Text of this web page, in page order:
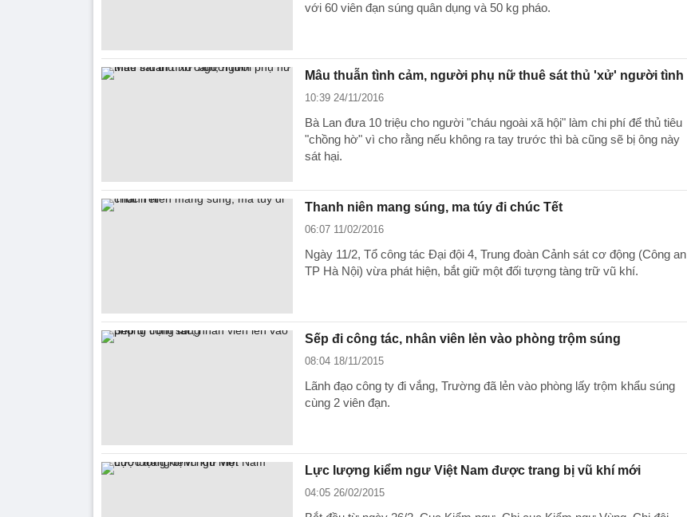
với 60 viên đạn súng quân dụng và 50 kg pháo.
Mâu thuẫn tình cảm, người phụ nữ thuê sát thủ 'xử' người tình
10:39 24/11/2016
Bà Lan đưa 10 triệu cho người "cháu ngoài xã hội" làm chi phí để thủ tiêu
"chồng hờ" vì cho rằng nếu không ra tay trước thì bà cũng sẽ bị ông này
sát hại.
Thanh niên mang súng, ma túy đi chúc Tết
06:07 11/02/2016
Ngày 11/2, Tổ công tác Đại đội 4, Trung đoàn Cảnh sát cơ động (Công an
TP Hà Nội) vừa phát hiện, bắt giữ một đối tượng tàng trữ vũ khí.
Sếp đi công tác, nhân viên lẻn vào phòng trộm súng
08:04 18/11/2015
Lãnh đạo công ty đi vắng, Trường đã lẻn vào phòng lấy trộm khẩu súng
cùng 2 viên đạn.
Lực lượng kiểm ngư Việt Nam được trang bị vũ khí mới
04:05 26/02/2015